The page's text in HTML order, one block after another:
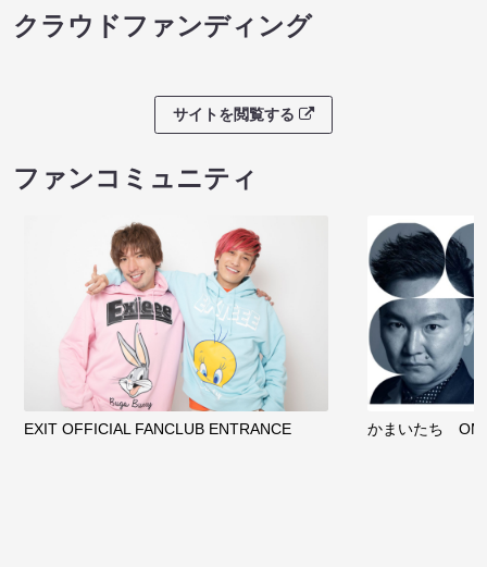
クラウドファンディング
サイトを閲覧する
ファンコミュニティ
EXIT OFFICIAL FANCLUB ENTRANCE かまいたち